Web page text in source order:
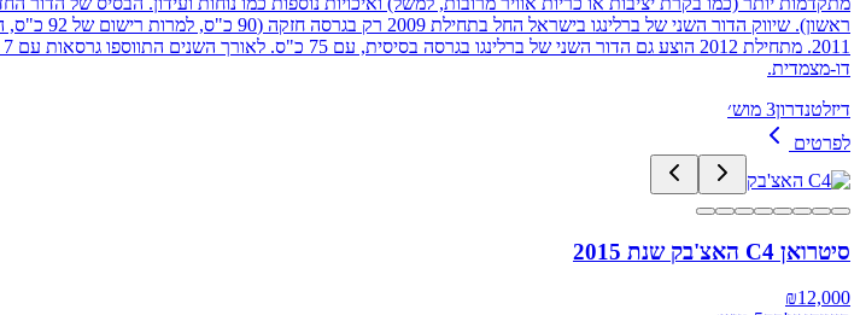
דו-מצמדית.
דיזלטנדרון3 מוש׳
לפרטים
סיטרואן C4 האצ'בק שנת 2015
₪12,000